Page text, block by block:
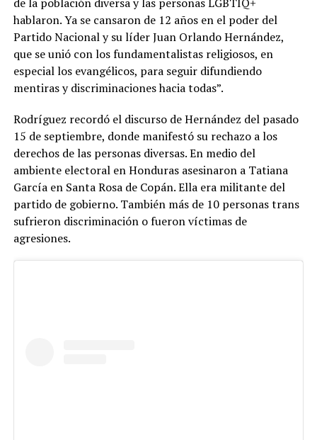
hablaron. Ya se cansaron de 12 años en el poder del
Partido Nacional y su líder Juan Orlando Hernández,
que se unió con los fundamentalistas religiosos, en
especial los evangélicos, para seguir difundiendo
mentiras y discriminaciones hacia todas”.
Rodríguez recordó el discurso de Hernández del pasado
15 de septiembre, donde manifestó su rechazo a los
derechos de las personas diversas. En medio del
ambiente electoral en Honduras asesinaron a Tatiana
García en Santa Rosa de Copán. Ella era militante del
partido de gobierno. También más de 10 personas trans
sufrieron discriminación o fueron víctimas de
agresiones.